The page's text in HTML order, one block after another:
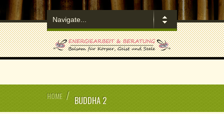
HOME / BUDDHA 2